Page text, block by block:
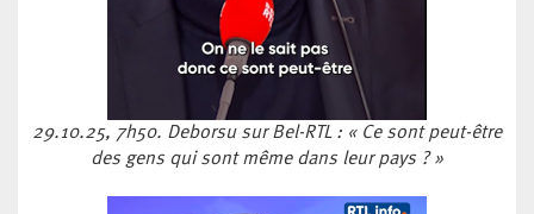
29.10.25, 7h50. Deborsu sur Bel-RTL : « Ce sont peut-être
des gens qui sont même dans leur pays ? »